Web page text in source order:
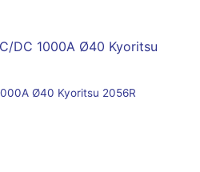
Ø40 Kyoritsu 2056R